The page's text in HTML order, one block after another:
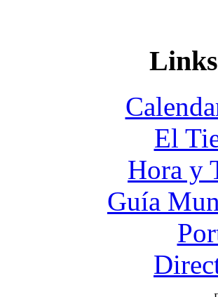
El
Hora y
Guía